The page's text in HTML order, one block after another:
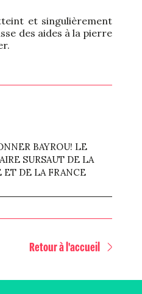
et singulièrement
des aides à la pierre
BAYROU! LE
SURSAUT DE LA
ET DE LA FRANCE
Retour à l'accueil